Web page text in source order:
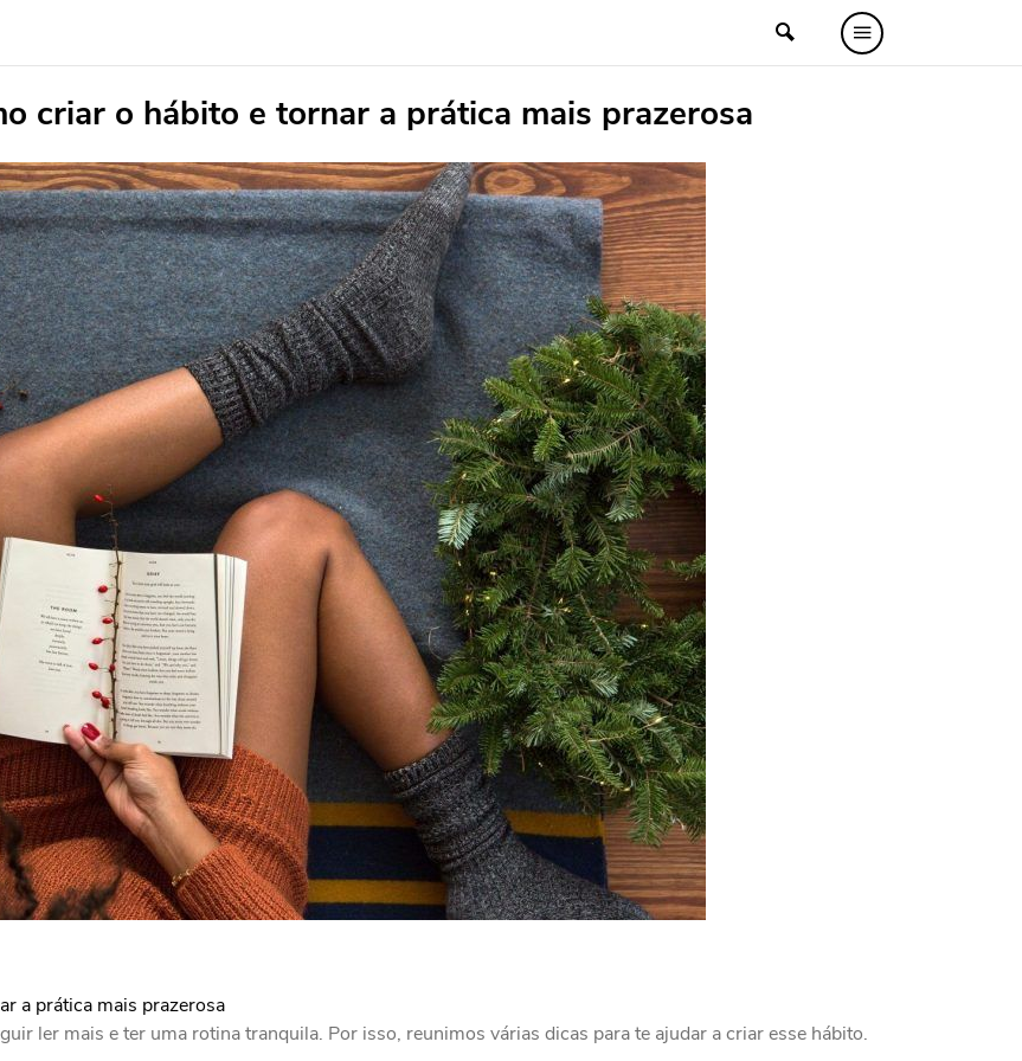
criar o hábito e tornar a prática mais prazerosa
a prática mais prazerosa
ler mais e ter uma rotina tranquila. Por isso, reunimos várias dicas para te ajudar a criar esse hábito.